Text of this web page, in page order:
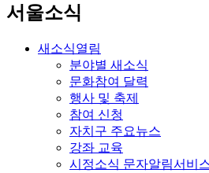
서울소식
새소식열림
분야별 새소식
문화참여 달력
행사 및 축제
참여 신청
자치구 주요뉴스
강좌 교육
시정소식 문자알림서비